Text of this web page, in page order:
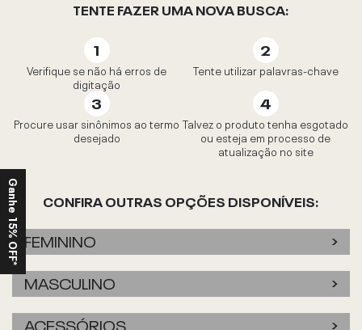
TENTE FAZER UMA NOVA BUSCA:
Verifique se não há erros de
digitação
Tente utilizar palavras-chave
Procure usar sinônimos ao termo
desejado
Talvez o produto tenha esgotado
ou esteja em processo de
atualização no site
CONFIRA OUTRAS OPÇÕES DISPONÍVEIS:
FEMININO
MASCULINO
ACESSÓRIOS
Ganhe 15% OFF*